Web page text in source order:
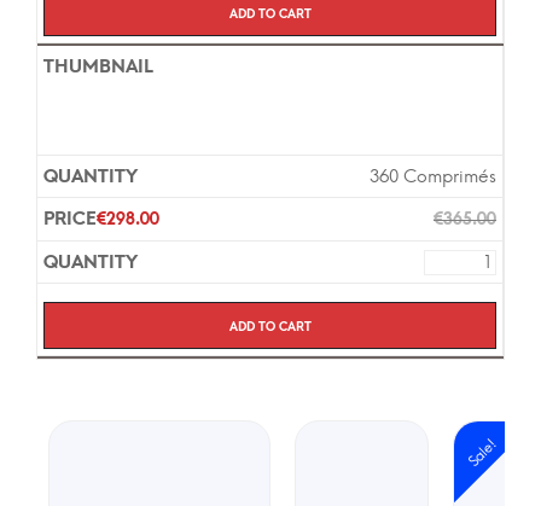
Add to cart
360 Comprimés
€365.00
€298.00
Add to cart
Sale!